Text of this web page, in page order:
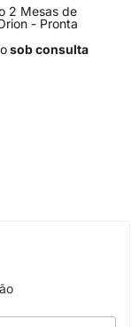
2 Mesas de
- Pronta
sob consulta